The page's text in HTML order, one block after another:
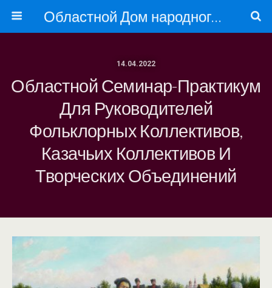
Областной Дом народного творчества
14.04.2022
Областной Семинар-Практикум
Для Руководителей
Фольклорных Коллективов,
Казачьих Коллективов И
Творческих Объединений